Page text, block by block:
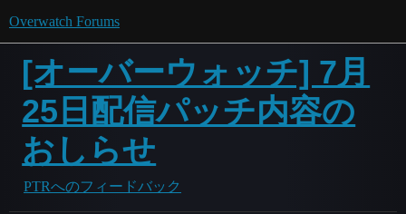
Overwatch Forums
[オーバーウォッチ] 7月
25日配信パッチ内容の
おしらせ
PTRへのフィードバック